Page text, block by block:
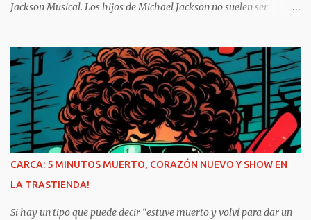
Jackson Musical. Los hijos de Michael Jackson no suelen ser
regla y el motivo estuvo rodeado de controversias. Los tres - Paris,
Prince y Blanket- dieron su presente en la función de avant
premiere de MJ: The Musical, en Broadway. Además, fiel a estos
tiempos , Paris y Prince compartieron sus preparativos en sus
respectivas cuentas de Instagram. Blanket , en cambio, no participó
en esas publicaciones, pero sí se pudo registrar su presencia a la
salida del evento. ¿Cómo se los vio? Paris deslumbró con un largo
vestido rojo estampado que mostraba sus tatuajes en el pecho, con
accesorios boho y botas. Ellos, en cambio, eligieron elegantes
trajes. La...
CARCA: 5 MINUTOS MUERTO, CORAZÓN NUEVO Y SHOW EN
LA TRASTIENDA!
Si hay un tipo que puede decir “estuve muerto y volví para dar un